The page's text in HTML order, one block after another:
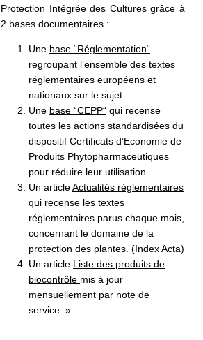
Protection Intégrée des Cultures grâce à
2 bases documentaires :
Une base “Réglementation“
regroupant l’ensemble des textes
réglementaires européens et
nationaux sur le sujet.​
Une base “CEPP“ qui recense
toutes les actions standardisées du
dispositif Certificats d’Economie de
Produits Phytopharmaceutiques
pour réduire leur utilisation.​
Un articleActualités réglementaires
qui recense les textes
réglementaires parus chaque mois,
concernant le domaine de la
protection des plantes. (Index Acta)​
Un article Liste des produits de
biocontrôle mis à jour
mensuellement par note de
service.​ »